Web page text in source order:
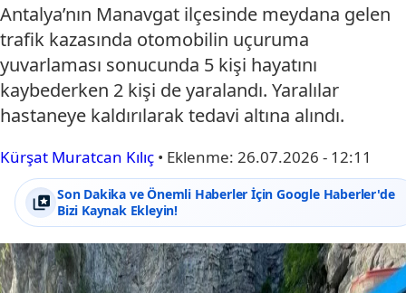
Antalya’nın Manavgat ilçesinde meydana gelen
trafik kazasında otomobilin uçuruma
yuvarlaması sonucunda 5 kişi hayatını
kaybederken 2 kişi de yaralandı. Yaralılar
hastaneye kaldırılarak tedavi altına alındı.
Kürşat Muratcan Kılıç • Eklenme: 26.07.2026 - 12:11
Son Dakika ve Önemli Haberler İçin Google Haberler'de
Bizi Kaynak Ekleyin!